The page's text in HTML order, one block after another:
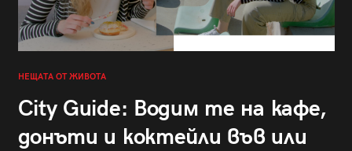
НЕЩАТА ОТ ЖИВОТА
City Guide: Водим те на кафе,
донъти и коктейли във или